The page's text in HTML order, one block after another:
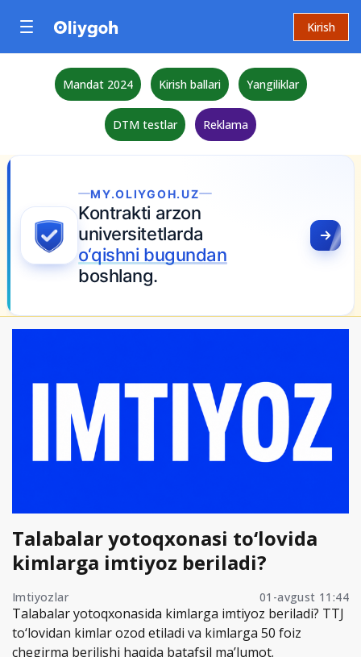
Kirish
Mandat 2024 Kirish ballari Yangiliklar
DTM testlar Reklama
MY.OLIYGOH.UZ
Kontrakti arzon
universitetlarda
o‘qishni bugundan
boshlang.
Talabalar yotoqxonasi to‘lovida
kimlarga imtiyoz beriladi?
Imtiyozlar 01-avgust 11:44
Talabalar yotoqxonasida kimlarga imtiyoz beriladi? TTJ
to‘lovidan kimlar ozod etiladi va kimlarga 50 foiz
chegirma berilishi haqida batafsil ma’lumot.